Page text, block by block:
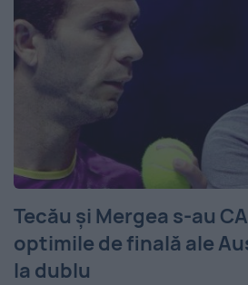
Tecău și Mergea s-au
optimile de finală ale
la dublu